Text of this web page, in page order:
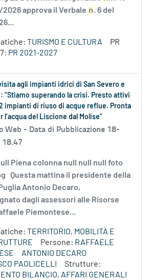
approva il Verbale n. 6 del
TURISMO E CULTURA
PR
PR 2021-2027
agli impianti idrici di San Severo e
“Stiamo superando la crisi. Presto attivi
impianti di riuso di acque reflue. Pronta
l’acqua del Liscione dal Molise”
Web - Data di Pubblicazione 18-
Piena colonna null null null foto
Questa mattina il presidente della
Antonio Decaro,
dagli assessori alle Risorse
Piemontese...
TERRITORIO, MOBILITÀ E
Persone: RAFFAELE
ANTONIO DECARO
PAOLICELLI
Strutture:
BILANCIO, AFFARI GENERALI